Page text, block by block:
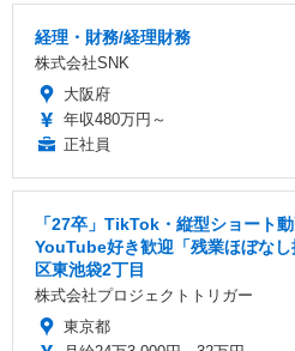
経理・財務/経理財務
株式会社SNK
大阪府
年収480万円～
正社員
「27卒」TikTok・縦型ショート
YouTube好き歓迎「残業ほぼな
区東池袋2丁目
株式会社プロジェクトトリガー
東京都